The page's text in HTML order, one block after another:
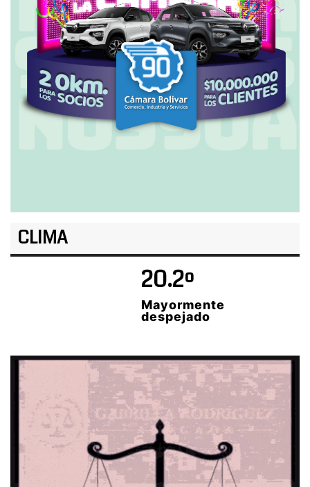
CLIMA
20.2º
Mayormente
despejado